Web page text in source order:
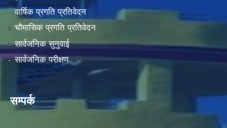
वार्षिक प्रगति प्रतिवेदन
चौमासिक प्रगति प्रतिवेदन
सार्वजनिक सुनुवाई
सार्वजनिक परीक्षण
सम्पर्क